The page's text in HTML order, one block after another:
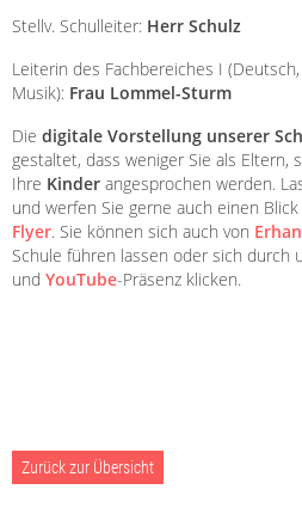
Stellv. Schulleiter: Herr Schulz
Leiterin des Fachbereiches I
Musik): Frau Lommel-Sturm
Die digitale Vorstellung unserer
gestaltet, dass weniger Sie als Eltern,
Ihre Kinder angesprochen werden.
und werfen Sie gerne auch einen
Flyer. Sie können sich auch von
Schule führen lassen oder sich durch
und YouTube-Präsenz klicken.
Zurück zur Übersicht